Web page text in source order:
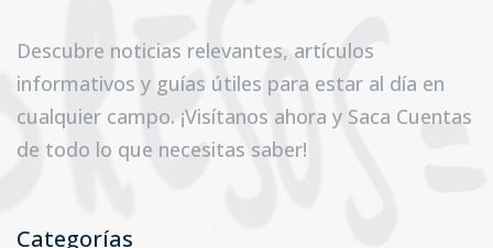
Descubre noticias relevantes, artículos
informativos y guías útiles para estar al día en
cualquier campo. ¡Visítanos ahora y Saca Cuentas
de todo lo que necesitas saber!
Categorías